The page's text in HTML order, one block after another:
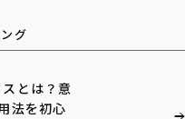
グ
とは？意
法を初心